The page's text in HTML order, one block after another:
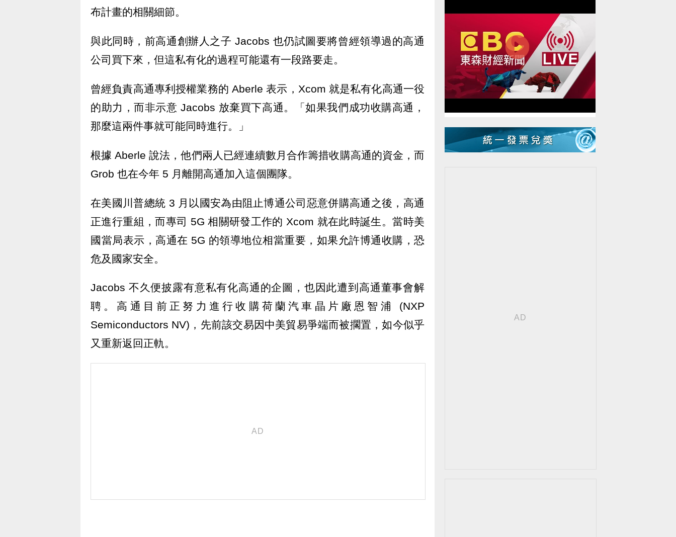
布計畫的相關細節。
與此同時，前高通創辦人之子 Jacobs 也仍試圖要將曾經領導過的高通
公司買下來，但這私有化的過程可能還有一段路要走。
曾經負責高通專利授權業務的 Aberle 表示，Xcom 就是私有化高通一役
的助力，而非示意 Jacobs 放棄買下高通。「如果我們成功收購高通，
那麼這兩件事就可能同時進行。」
根據 Aberle 說法，他們兩人已經連續數月合作籌措收購高通的資金，而
Grob 也在今年 5 月離開高通加入這個團隊。
在美國川普總統 3 月以國安為由阻止博通公司惡意併購高通之後，高通
正進行重組，而專司 5G 相關研發工作的 Xcom 就在此時誕生。當時美
國當局表示，高通在 5G 的領導地位相當重要，如果允許博通收購，恐
危及國家安全。
Jacobs 不久便披露有意私有化高通的企圖，也因此遭到高通董事會解
聘。高通目前正努力進行收購荷蘭汽車晶片廠恩智浦 (NXP
Semiconductors NV)，先前該交易因中美貿易爭端而被擱置，如今似乎
又重新返回正軌。